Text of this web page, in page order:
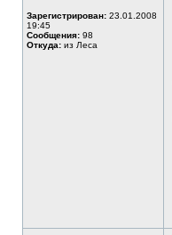
Зарегистрирован: 23.01.2008
19:45
Сообщения: 98
Откуда: из Леса